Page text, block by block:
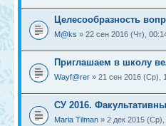
Целесообразность
M@ks » 22 сен 2016 (Чт),
Приглашаем в школу
Wayf@rer » 21 сен 2016 (Ср),
СУ 2016.
Maria Tilman » 2 дек 2015 (Ср),